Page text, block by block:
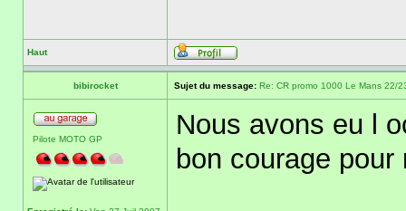
Haut
bibirocket Sujet du message: Re: CR promo 1000 Le Mans 22/
Pilote MOTO GP
Nous avons eu l
bon courage